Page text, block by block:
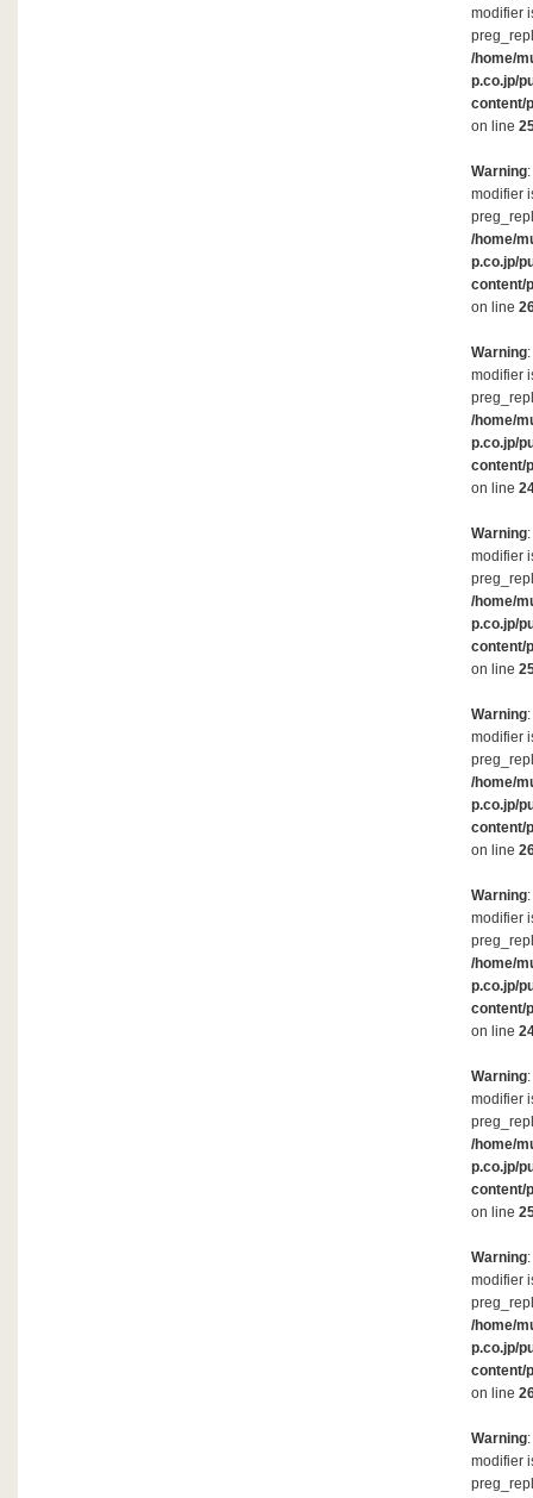
modifier
/home/
p.co.jp/
content/
on line
Warning
modifier
/home/
p.co.jp/
content/
on line
Warning
modifier
/home/
p.co.jp/
content/
on line
Warning
modifier
/home/
p.co.jp/
content/
on line
Warning
modifier
/home/
p.co.jp/
content/
on line
Warning
modifier
/home/
p.co.jp/
content/
on line
Warning
modifier
/home/
p.co.jp/
content/
on line
Warning
modifier
/home/
p.co.jp/
content/
on line
Warning
modifier